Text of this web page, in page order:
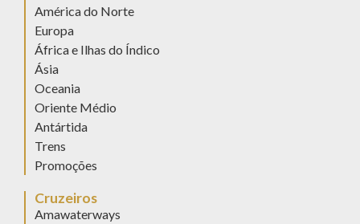
América do Norte
Europa
África e Ilhas do Índico
Ásia
Oceania
Oriente Médio
Antártida
Trens
Promoções
Cruzeiros
Amawaterways